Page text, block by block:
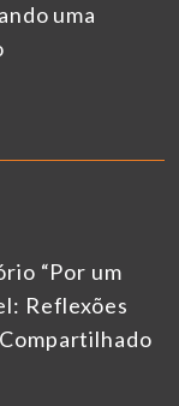
uma
“Por um
Reflexões